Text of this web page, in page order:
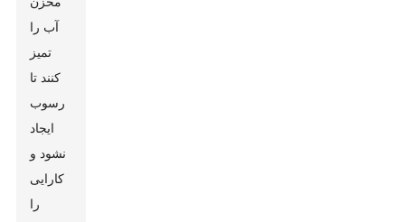
آب را
تمیز
کنند تا
رسوب
ایجاد
نشود و
کارایی
را